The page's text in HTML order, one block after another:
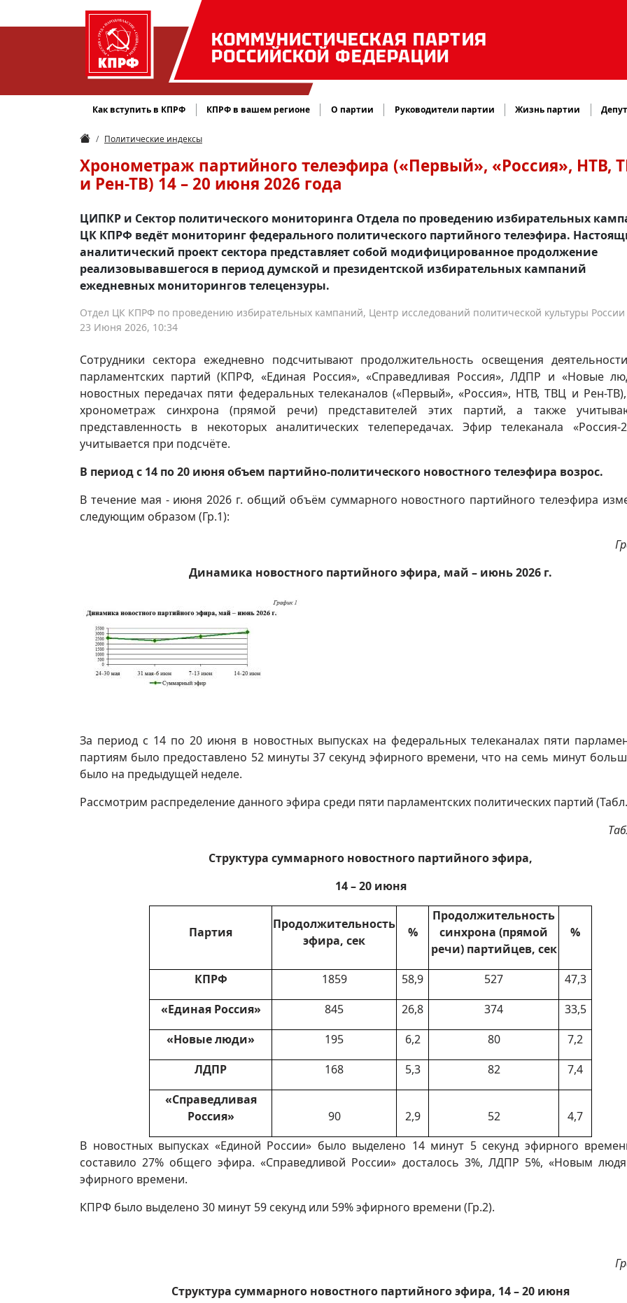
КОММУНИСТИЧЕСКАЯ ПАРТИЯ
РОССИЙСКОЙ ФЕДЕРАЦИИ
Как вступить в КПРФ КПРФ в вашем регионе О партии Руководители партии Жизнь партии
Политические индексы
Хронометраж партийного телеэфира («Первый», «Россия», НТВ,
и Рен-ТВ) 14 – 20 июня 2026 года
ЦИПКР и Сектор политического мониторинга Отдела по проведению избирательных
ЦК КПРФ ведёт мониторинг федерального политического партийного телеэфира.
аналитический проект сектора представляет собой модифицированное продолжение
реализовывавшегося в период думской и президентской избирательных кампаний
ежедневных мониторингов телецензуры.
Отдел ЦК КПРФ по проведению избирательных кампаний, Центр исследований политической культуры России
23 Июня 2026, 10:34
Сотрудники сектора ежедневно подсчитывают продолжительность освещения
парламентских партий (КПРФ, «Единая Россия», «Справедливая Россия», ЛДПР и «Новые
новостных передачах пяти федеральных телеканалов («Первый», «Россия», НТВ, ТВЦ и Рен-
хронометраж синхрона (прямой речи) представителей этих партий, а также
представленность в некоторых аналитических телепередачах. Эфир телеканала «Россия-
учитывается при подсчёте.
В период с 14 по 20 июня объем партийно-политического новостного телеэфира возрос.
В течение мая - июня 2026 г. общий объём суммарного новостного партийного телеэфира
следующим образом (Гр.1):
Динамика новостного партийного эфира, май – июнь 2026 г.
За период с 14 по 20 июня в новостных выпусках на федеральных телеканалах пяти
партиям было предоставлено 52 минуты 37 секунд эфирного времени, что на семь минут
было на предыдущей неделе.
Рассмотрим распределение данного эфира среди пяти парламентских политических партий
Структура суммарного новостного партийного эфира,
14 – 20 июня
Партия
Продолжительность
эфира, сек
%
Продолжительность
синхрона (прямой
речи) партийцев, сек
%
КПРФ 1859 58,9 527
47,3
«Единая Россия»
845 26,8 374
33,5
«Новые люди»
195 6,2 80
7,2
ЛДПР
168 5,3 82
7,4
«Справедливая
Россия»
90 2,9 52
4,7
В новостных выпусках «Единой России» было выделено 14 минут 5 секунд эфирного
составило 27% общего эфира. «Справедливой России» досталось 3%, ЛДПР 5%, «Новым
эфирного времени.
КПРФ было выделено 30 минут 59 секунд или 59% эфирного времени (Гр.2).
Структура суммарного новостного партийного эфира, 14 – 20 июня